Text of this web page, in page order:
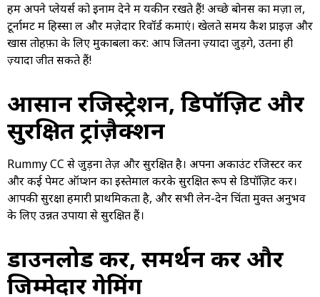
हम अपने प्लेयर्स को इनाम देने में यकीन रखते हैं! अच्छे बोनस का मज़ा लें,
टूर्नामेंट में हिस्सा लें और मज़ेदार रिवॉर्ड कमाएं। खेलते समय कैश प्राइज़ और
खास तोहफ़ों के लिए मुकाबला करें: आप जितना ज़्यादा जुड़ेंगे, उतना ही
ज़्यादा जीत सकते हैं!
आसान रजिस्ट्रेशन, डिपॉज़िट और
सुरक्षित ट्रांज़ैक्शन
Rummy CC से जुड़ना तेज़ और सुरक्षित है। अपना अकाउंट रजिस्टर करें
और कई पेमेंट ऑप्शन का इस्तेमाल करके सुरक्षित रूप से डिपॉज़िट करें।
आपकी सुरक्षा हमारी प्राथमिकता है, और सभी लेन-देन चिंता मुक्त अनुभव
के लिए उन्नत उपायों से सुरक्षित हैं।
डाउनलोड करें, समर्थन करें और
जिम्मेदार गेमिंग